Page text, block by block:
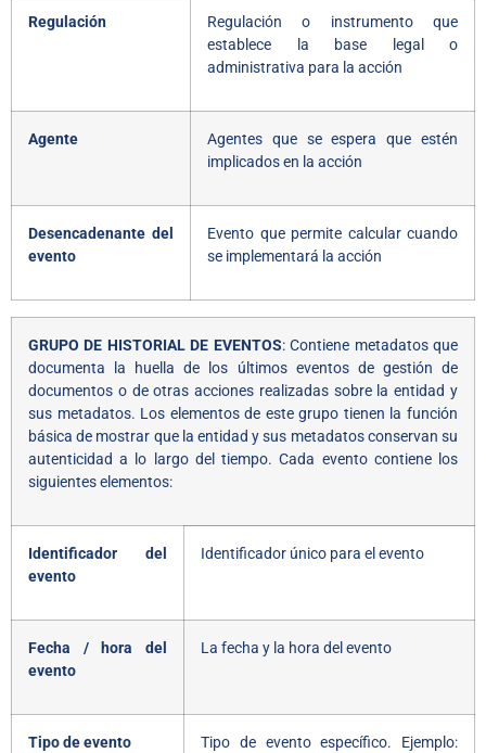
Regulación
Regulación o instrumento que
establece la base legal o
administrativa para la acción
Agente
Agentes que se espera que estén
implicados en la acción
Desencadenante del
evento
Evento que permite calcular cuando
se implementará la acción
GRUPO DE HISTORIAL DE EVENTOS: Contiene metadatos que
documenta la huella de los últimos eventos de gestión de
documentos o de otras acciones realizadas sobre la entidad y
sus metadatos. Los elementos de este grupo tienen la función
básica de mostrar que la entidad y sus metadatos conservan su
autenticidad a lo largo del tiempo. Cada evento contiene los
siguientes elementos:
Identificador del
evento
Identificador único para el evento
Fecha / hora del
evento
La fecha y la hora del evento
Tipo de evento
Tipo de evento específico. Ejemplo: